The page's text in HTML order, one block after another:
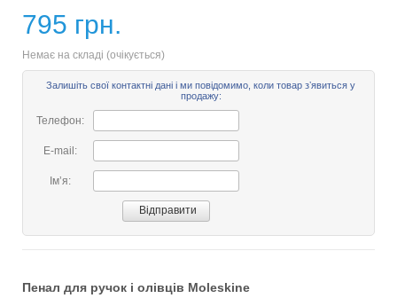
795 грн.
Немає на складі (очікується)
Залишіть свої контактні дані і ми повідомимо, коли товар зʼявиться у
продажу:
Телефон:
E-mail:
Імʼя:
Пенал для ручок і олівців Moleskine